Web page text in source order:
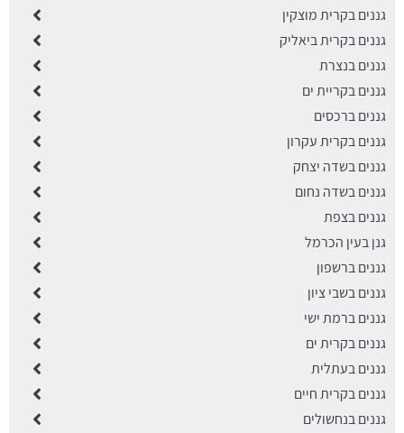
גננים בקרית מוצקין
גננים בקרית ביאליק
גננים בנצרת
גננים בקריית ים
גננים ברכסים
גננים בקרית עקרון
גננים בשדה יצחק
גננים בשדה נחום
גננים בצפת
גנן בעין הכרמל
גננים ברשפון
גננים בשבי ציון
גננים ברמת ישי
גננים בקרית ים
גננים בעתלית
גננים בקרית חיים
גננים בנחשולים